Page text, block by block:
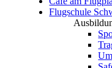
Flugschule